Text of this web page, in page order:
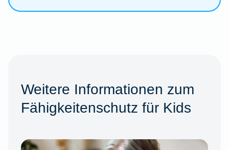
Weitere Informationen zum
Fähigkeitenschutz für Kids